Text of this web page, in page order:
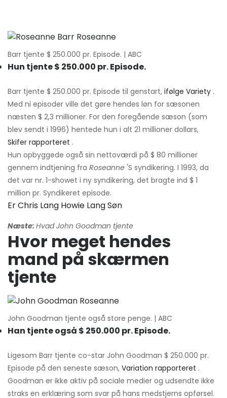
Barr tjente $ 250.000 pr. Episode. | ABC
Hun tjente $ 250.000 pr. Episode.
Barr tjente $ 250.000 pr. Episode til genstart, ifølge Variety .
Med ni episoder ville det gøre hendes løn for sæsonen
næsten $ 2,3 millioner. For den foregående sæson (som
blev sendt i 1996) hentede hun i alt 21 millioner dollars,
Skifer rapporteret .
Hun opbyggede også sin nettoværdi på $ 80 millioner
gennem indtjening fra Roseanne 'S syndikering. I 1993, da
det var nr. 1-showet i ny syndikering, det bragte ind $ 1
million pr. Syndikeret episode.
Er Chris Lang Howie Lang Søn
Næste: Hvad John Goodman tjente
Hvor meget hendes
mand på skærmen
tjente
John Goodman tjente også store penge. | ABC
Han tjente også $ 250.000 pr. Episode.
Ligesom Barr tjente co-star John Goodman $ 250.000 pr.
Episode på den seneste sæson, Variation rapporteret .
Goodman er ikke aktiv på sociale medier og udsendte ikke
straks en erklæring som svar på hans medstjerns opførsel.